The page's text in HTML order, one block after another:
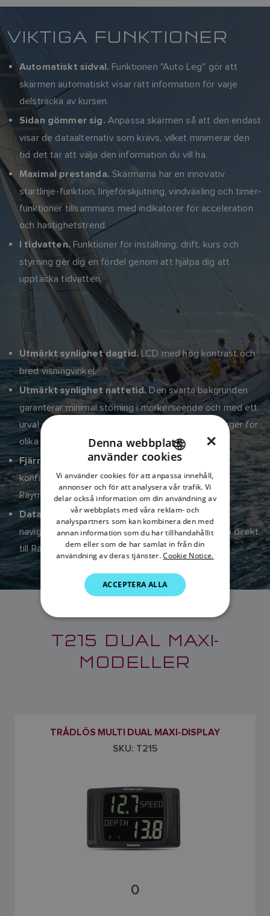
VIKTIGA FUNKTIONER
Automatiskt sidval. Funktionen "Auto Leg" gör att
skärmen automatiskt visar rätt information för varje
delsträcka av kursen.
Sidan gömmer sig. Anpassa skärmen så att den endast
visar de dataalternativ som krävs, vilket minimerar den
tid det tar att välja den information du vill ha.
Maximal prestanda. Skärmarna har en innovativ
startlinje-funktion, linjeförskjutning, vindväxling och timer-
funktioner tillsammans med indikatorer för acceleration
och hastighetstrend.
I tidvatten. Funktioner för inställning, drift, kurs och
styrning ger dig en fördel genom att hjälpa dig att
upptäcka tidvatten.
Utmärkt synlighet dagtid. LCD med hög kontrast och
bred visningvinkel.
Utmärkt synlighet nattetid.Den svarta bakgrunden
garanterar minimal störning i mörkerseende och med ett
urval av röda eller gula siffror kan du välja olika färger för
olika data.
Fjärrkontroll.
Din Maxi-skärm kan styras och
konfigureras var som helst på båten med hjälp av
Raymarines trådlösa fjärrstyrda skärm.
Datasidor i valfri format.Gör det möjligt för
navigations- och tävlingsprogram för PC att skriva direkt
till Raymarines trådlösa skärmar.
T215 DUAL MAXI-
MODELLER
TRÅDLÖS MULTI DUAL MAXI-DISPLAY
SKU: T215
0
ENGLISH
FRENCH
DANISH
ITALIAN
SWEDISH
DUTCH
FINNISH
×
Denna webbplats
använder cookies
Vi använder cookies för att anpassa innehåll,
annonser och för att analysera vår trafik. Vi
delar också information om din användning av
vår webbplats med våra reklam- och
analyspartners som kan kombinera den med
annan information som du har tillhandahållit
dem eller som de har samlat in från din
användning av deras tjänster. Cookie Notice.
ACCEPTERA ALLA